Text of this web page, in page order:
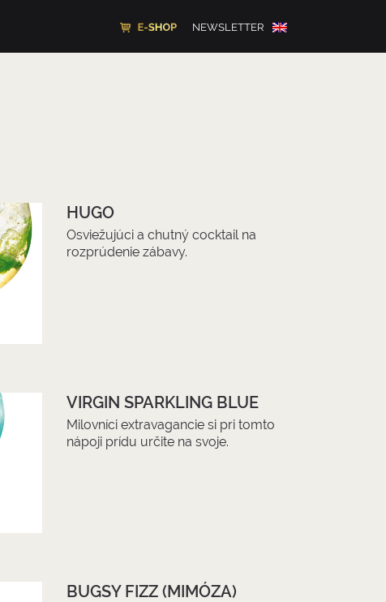
NEWSLETTER
HUGO
Osviežujúci a chutný cocktail na
rozprúdenie zábavy.
VIRGIN SPARKLING BLUE
Milovníci extravagancie si pri tomto
nápoji prídu určite na svoje.
BUGSY FIZZ (MIMÓZA)